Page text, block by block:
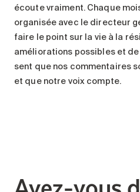
écoute vraiment. Chaque
organisée avec le directeur
faire le point sur la vie à la
améliorations possibles et
sent que nos commentaires
et que notre voix compte.